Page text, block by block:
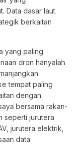
Data dasar laut
berkaitan
yang paling
dron hanyalah
tempat paling
dengan
bersama rakan-
seperti jurutera
jurutera elektrik,
data